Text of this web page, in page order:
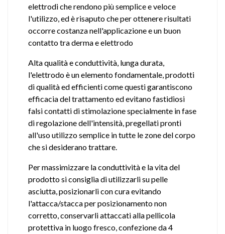
elettrodi che rendono più semplice e veloce
l'utilizzo, ed è risaputo che per ottenere risultati
occorre costanza nell'applicazione e un buon
contatto tra derma e elettrodo
Alta qualità e conduttività, lunga durata,
l'elettrodo è un elemento fondamentale, prodotti
di qualità ed efficienti come questi garantiscono
efficacia del trattamento ed evitano fastidiosi
falsi contatti di stimolazione specialmente in fase
di regolazione dell'intensità, pregellati pronti
all'uso utilizzo semplice in tutte le zone del corpo
che si desiderano trattare.
Per massimizzare la conduttività e la vita del
prodotto si consiglia di utilizzarli su pelle
asciutta, posizionarli con cura evitando
l'attacca/stacca per posizionamento non
corretto, conservarli attaccati alla pellicola
protettiva in luogo fresco, confezione da 4